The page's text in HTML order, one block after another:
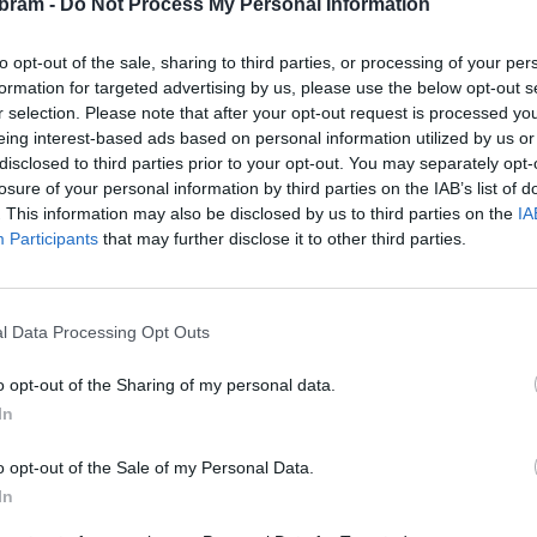
- Do Not Process My Personal Information
opt-out of the sale, sharing to third parties, or processing of your
for targeted advertising by us, please use the below opt-out
selection. Please note that after your opt-out request is processed
interest-based ads based on personal information utilized by us
to third parties prior to your opt-out. You may separately
of your personal information by third parties on the IAB’s list of
This information may also be disclosed by us to third parties on the
Participants that may further disclose it to other third parties.
Data Processing Opt Outs
opt-out of the Sharing of my personal data.
opt-out of the Sale of my Personal Data.
věc vrátí, mezi námi stále najdou.
bazénu je možné se obrátit na obsluhu poklady
bazénu se často najde i zapadlá náušnice nebo třeba
příbramského bazénu Lukáš Kozohorský. Na zimním
jsou klíče, mobily a další rádi pomohou na recepci ve
navštívená střediska obvolat a zeptat se.
126 006